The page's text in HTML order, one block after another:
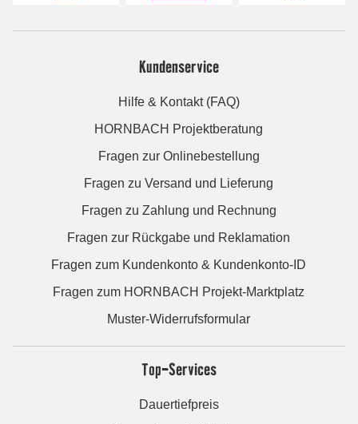
Kundenservice
Hilfe & Kontakt (FAQ)
HORNBACH Projektberatung
Fragen zur Onlinebestellung
Fragen zu Versand und Lieferung
Fragen zu Zahlung und Rechnung
Fragen zur Rückgabe und Reklamation
Fragen zum Kundenkonto & Kundenkonto-ID
Fragen zum HORNBACH Projekt-Marktplatz
Muster-Widerrufsformular
Top-Services
Dauertiefpreis